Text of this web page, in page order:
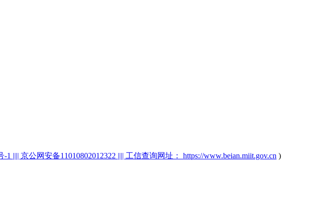
-1 |||| 京公网安备11010802012322 |||| 工信查询网址： https://www.beian.miit.gov.cn )